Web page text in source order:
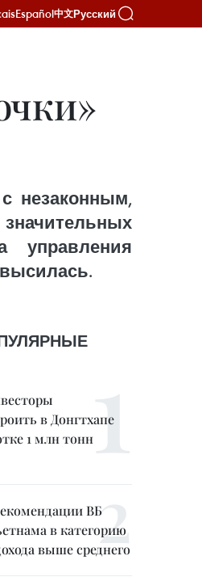
Español中文Русский
незаконным,
управления
в Донгтхапе
1 млн тонн
ВБ
в категорию
выше среднего